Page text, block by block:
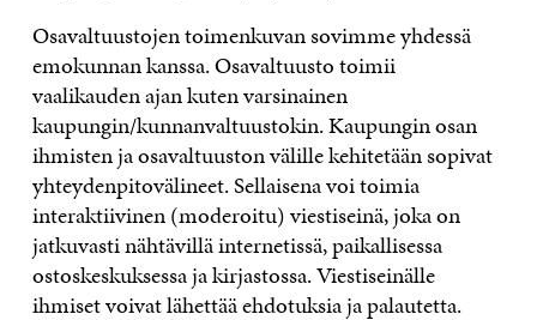
Osavaltuustojen toimenkuvan sovimme yhdessä
emokunnan kanssa. Osavaltuusto toimii
vaalikauden ajan kuten varsinainen
kaupungin/kunnanvaltuustokin. Kaupungin osan
ihmisten ja osavaltuuston välille kehitetään sopivat
yhteydenpitovälineet. Sellaisena voi toimia
interaktiivinen (moderoitu) viestiseinä, joka on
jatkuvasti nähtävillä internetissä, paikallisessa
ostoskeskuksessa ja kirjastossa. Viestiseinälle
ihmiset voivat lähettää ehdotuksia ja palautetta.